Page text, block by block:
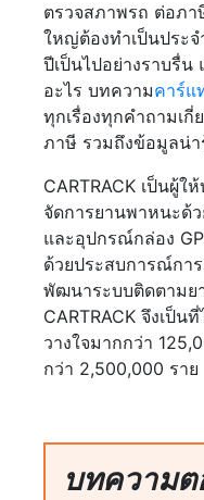
ตรวจสภาพรถ ต่อภา
ใหญ่ต้องทำเป็นประ
ปีเป็นไปอย่างราบรื่
อะไร บทความคาร์แ
ทุกเรื่องทุกคำถามเกี่
ภาษี รวมถึงข้อมูลน่า
CARTRACK เป็นผู้ใ
จัดการยานพาหนะด้
และอุปกรณ์กล่อง
ด้วยประสบการณ์กา
พัฒนาระบบติดตามย
CARTRACK จึงเป็น
วางใจมากกว่า
กว่า 2,500,000 ราย
บทความ